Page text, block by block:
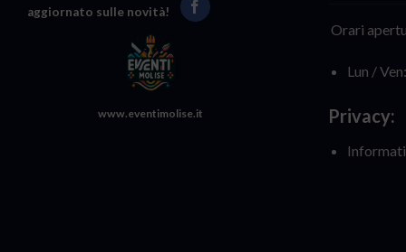
aggiornato sulle novità!
www.eventimolise.it
Orari
Lun /
Privacy: